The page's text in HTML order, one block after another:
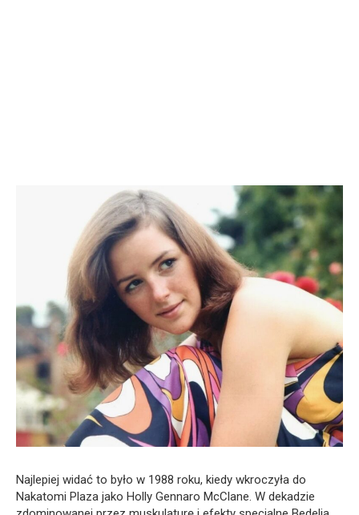
Najlepiej widać to było w 1988 roku, kiedy wkroczyła do
Nakatomi Plaza jako Holly Gennaro McClane. W dekadzie